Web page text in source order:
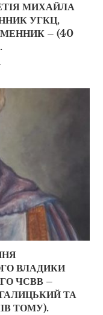
МИХАЙЛА
УГКЦ,
– (40
ВЛАДИКИ
ЧСВВ –
ТА
ТОМУ).